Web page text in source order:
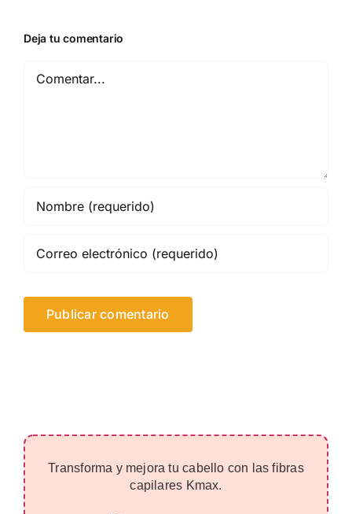
Deja tu comentario
Transforma y mejora tu cabello con las fibras
capilares Kmax.